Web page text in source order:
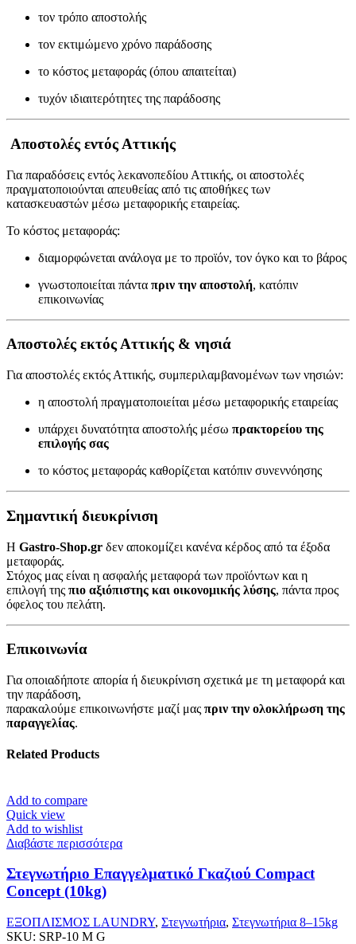
τον τρόπο αποστολής
τον εκτιμώμενο χρόνο παράδοσης
το κόστος μεταφοράς (όπου απαιτείται)
τυχόν ιδιαιτερότητες της παράδοσης
Αποστολές εντός Αττικής
Για παραδόσεις εντός λεκανοπεδίου Αττικής, οι αποστολές
πραγματοποιούνται απευθείας από τις αποθήκες των
κατασκευαστών μέσω μεταφορικής εταιρείας.
Το κόστος μεταφοράς:
διαμορφώνεται ανάλογα με το προϊόν, τον όγκο και το βάρος
γνωστοποιείται πάντα πριν την αποστολή, κατόπιν
επικοινωνίας
Αποστολές εκτός Αττικής & νησιά
Για αποστολές εκτός Αττικής, συμπεριλαμβανομένων των νησιών:
η αποστολή πραγματοποιείται μέσω μεταφορικής εταιρείας
υπάρχει δυνατότητα αποστολής μέσω πρακτορείου της
επιλογής σας
το κόστος μεταφοράς καθορίζεται κατόπιν συνεννόησης
Σημαντική διευκρίνιση
Η Gastro-Shop.gr δεν αποκομίζει κανένα κέρδος από τα έξοδα
μεταφοράς.
Στόχος μας είναι η ασφαλής μεταφορά των προϊόντων και η
επιλογή της πιο αξιόπιστης και οικονομικής λύσης, πάντα προς
όφελος του πελάτη.
Επικοινωνία
Για οποιαδήποτε απορία ή διευκρίνιση σχετικά με τη μεταφορά και
την παράδοση,
παρακαλούμε επικοινωνήστε μαζί μας πριν την ολοκλήρωση της
παραγγελίας.
Related Products
Add to compare
Quick view
Add to wishlist
Διαβάστε περισσότερα
Στεγνωτήριο Επαγγελματικό Γκαζιού Compact
Concept (10kg)
ΕΞΟΠΛΙΣΜΟΣ LAUNDRY, Στεγνωτήρια, Στεγνωτήρια 8–15kg
SKU: SRP-10 M G